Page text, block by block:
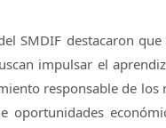
SMDIF destacaron
impulsar el
responsable de los
oportunidades